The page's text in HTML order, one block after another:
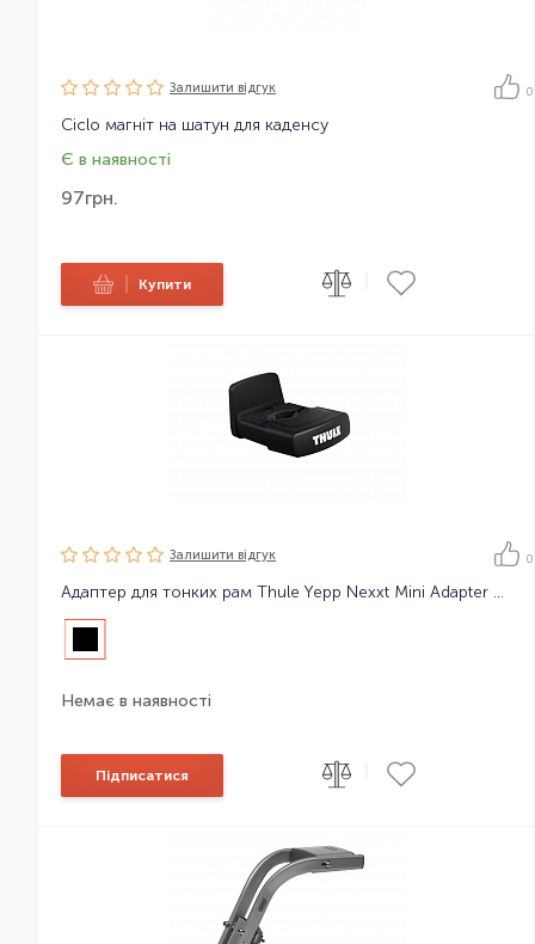
Залишити вiдгук 0
Ciclo магніт на шатун для каденсу
Є в наявності
97грн.
Купити
Залишити вiдгук 0
Адаптер для тонких рам Thule Yepp Nexxt Mini Adapter Slim fit
Немає в наявності
Підписатися